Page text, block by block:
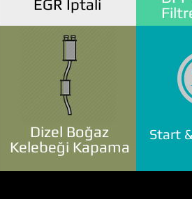
EGR İptali
Dizel Boğaz
Kelebeği Kapama
Start